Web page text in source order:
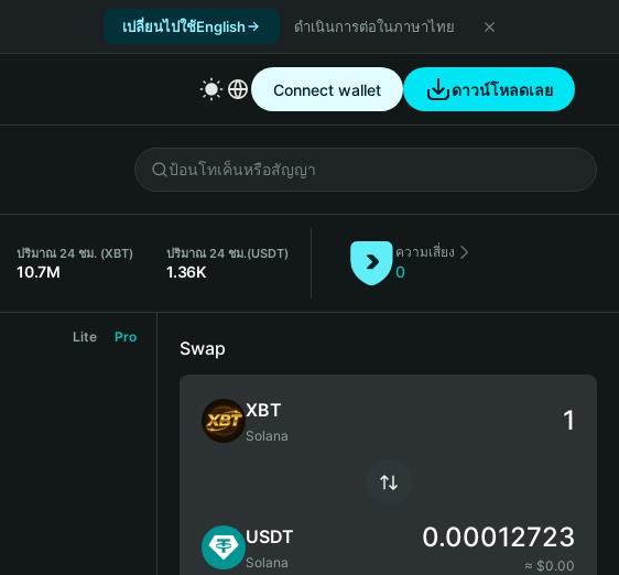
เปลี่ยนไปใช้English ดำเนินการต่อในภาษาไทย
Connect wallet ดาวน์โหลดเลย
ปริมาณ 24 ชม. (XBT)
10.7M
ปริมาณ 24 ชม.(USDT)
1.36K
ความเสี่ยง
0
Lite Pro
Swap
XBT
Solana
USDT
Solana
0.00012723
≈ $0.00